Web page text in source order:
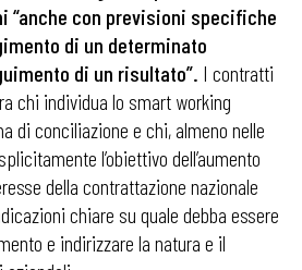
“anche con previsioni specifiche
di un determinato
di un risultato”. I contratti
chi individua lo smart working
di conciliazione e chi, almeno nelle
l’obiettivo dell’aumento
della contrattazione nazionale
chiare su quale debba essere
e indirizzare la natura e il